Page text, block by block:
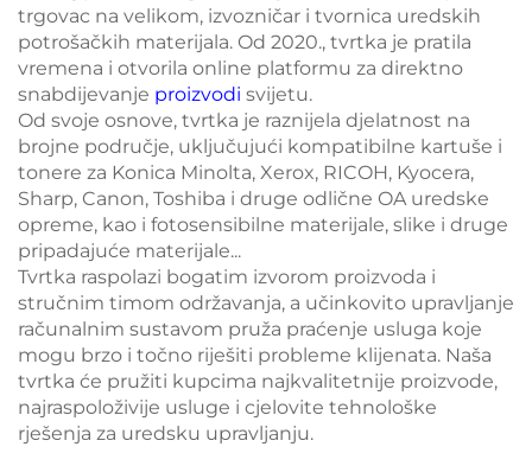
trgovac na velikom, izvozničar i tvornica uredskih
potrošačkih materijala. Od 2020., tvrtka je pratila
vremena i otvorila online platformu za direktno
snabdijevanje proizvodi svijetu.
Od svoje osnove, tvrtka je raznijela djelatnost na
brojne područje, uključujući kompatibilne kartuše i
tonere za Konica Minolta, Xerox, RICOH, Kyocera,
Sharp, Canon, Toshiba i druge odlične OA uredske
opreme, kao i fotosensibilne materijale, slike i druge
pripadajuće materijale...
Tvrtka raspolazi bogatim izvorom proizvoda i
stručnim timom održavanja, a učinkovito upravljanje
računalnim sustavom pruža praćenje usluga koje
mogu brzo i točno riješiti probleme klijenata. Naša
tvrtka će pružiti kupcima najkvalitetnije proizvode,
najraspoloživije usluge i cjelovite tehnološke
rješenja za uredsku upravljanju.